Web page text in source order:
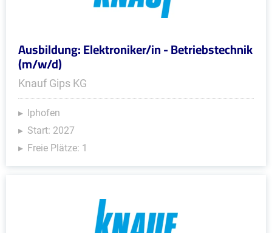
Ausbildung: Elektroniker/in - Betriebstechnik
(m/w/d)
Knauf Gips KG
Iphofen
Start: 2027
Freie Plätze: 1